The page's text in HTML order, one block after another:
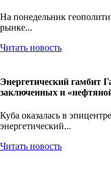
На понедельник
рынке...
Читать новость
Энергетический гамбит
заключенных и
Куба оказалась в
энергетический...
Читать новость